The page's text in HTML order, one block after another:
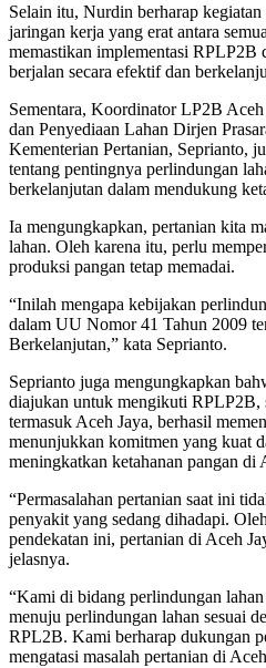
Selain itu, Nurdin berharap
jaringan kerja yang erat antara
memastikan implementasi RPLP2B
berjalan secara efektif dan
Sementara, Koordinator LP2B
dan Penyediaan Lahan Dirjen
Kementerian Pertanian, Seprianto,
tentang pentingnya perlindungan
berkelanjutan dalam mendukung
Ia mengungkapkan, pertanian kita
lahan. Oleh karena itu, perlu
produksi pangan tetap memadai.
“Inilah mengapa kebijakan
dalam UU Nomor 41 Tahun 2009
Berkelanjutan,” kata Seprianto.
Seprianto juga mengungkapkan
diajukan untuk mengikuti RPLP2B,
termasuk Aceh Jaya, berhasil
menunjukkan komitmen yang kuat
meningkatkan ketahanan pangan di
“Permasalahan pertanian saat ini
penyakit yang sedang dihadapi.
pendekatan ini, pertanian di Aceh
jelasnya.
“Kami di bidang perlindungan
menuju perlindungan lahan sesuai
RPL2B. Kami berharap dukungan
mengatasi masalah pertanian di